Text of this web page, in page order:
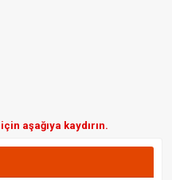
aşağıya kaydırın.